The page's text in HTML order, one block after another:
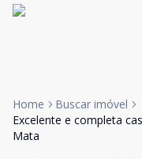
Home
Buscar imóvel
Excelente e completa
Mata